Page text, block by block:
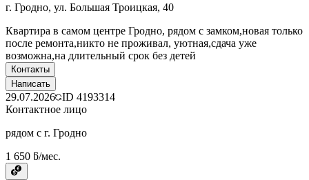
г. Гродно, ул. Большая Троицкая, 40
Квартира в самом центре Гродно, рядом с замком,новая только
после ремонта,никто не проживал, уютная,сдача уже
возможна,на длительный срок без детей
Контакты
Написать
29.07.2026 ID 4193314
Контактное лицо
рядом с г. Гродно
1 650 ƃ/мес.